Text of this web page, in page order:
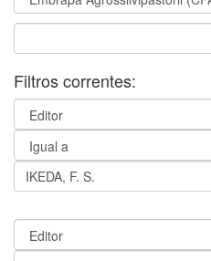
Filtros correntes: